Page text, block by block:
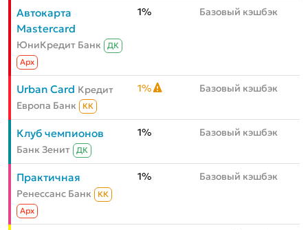
Автокарта
Mastercard
ЮниКредит Банк
ДК
Aрх
1% Базовый кэшбэк
Urban Card Кредит
Европа Банк
КК
1% Базовый кэшбэк
Клуб чемпионов
Банк Зенит ДК
1% Базовый кэшбэк
Практичная
Ренессанс Банк
КК
Aрх
1% Базовый кэшбэк